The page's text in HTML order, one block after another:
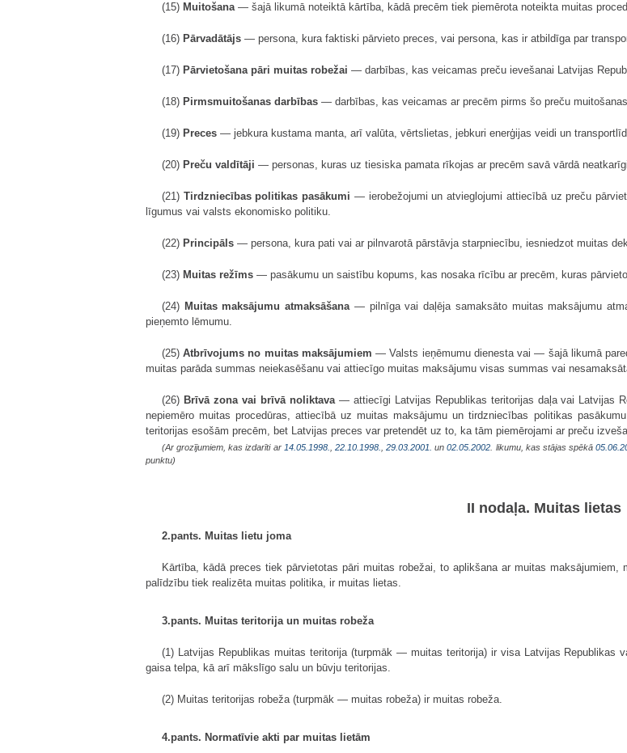
(15) Muitošana— šajā likumā noteiktā kārtība, kādā precēm tiek piemērota noteikta muitas
(16) Pārvadātājs — persona, kura faktiski pārvieto preces, vai persona, kas ir atbildīga par
(17) Pārvietošana pāri muitas robežai — darbības, kas veicamas preču ievešanai Latvijas
(18) Pirmsmuitošanas darbības — darbības, kas veicamas ar precēm pirms šo preču
(19) Preces — jebkura kustama manta, arī valūta, vērtslietas, jebkuri enerģijas veidi un
(20) Preču valdītāji — personas, kuras uz tiesiska pamata rīkojas ar precēm savā vārdā
(21) Tirdzniecības politikas pasākumi — ierobežojumi un atvieglojumi attiecībā uz preču
līgumus vai valsts ekonomisko politiku.
(22) Principāls — persona, kura pati vai ar pilnvarotā pārstāvja starpniecību, iesniedzot muitas
(23) Muitas režīms — pasākumu un saistību kopums, kas nosaka rīcību ar precēm, kuras
(24) Muitas maksājumu atmaksāšana— pilnīga vai daļēja samaksāto muitas maksājumu
pieņemto lēmumu.
(25)Atbrīvojums no muitas maksājumiem — Valsts ieņēmumu dienesta vai — šajā likumā
muitas parāda summas neiekasēšanu vai attiecīgo muitas maksājumu visas summas vai
(26) Brīvā zona vai brīvā noliktava— attiecīgi Latvijas Republikas teritorijas daļa vai Latvijas
nepiemēro muitas procedūras, attiecībā uz muitas maksājumu un tirdzniecības politikas
teritorijas esošām precēm, bet Latvijas preces var pretendēt uz to, ka tām piemērojami ar preču
(Ar grozījumiem, kas izdarīti ar 14.05.1998., 22.10.1998.,29.03.2001. un02.05.2002. likumu, kas stājas spēkā
punktu)
II nodaļa. Muitas lietas
2.pants. Muitas lietu joma
Kārtība, kādā preces tiek pārvietotas pāri muitas robežai, to aplikšana ar muitas
palīdzību tiek realizēta muitas politika, ir muitas lietas.
3.pants. Muitas teritorija un muitas robeža
(1) Latvijas Republikas muitas teritorija (turpmāk — muitas teritorija) ir visa Latvijas Republikas
gaisa telpa, kā arī mākslīgo salu un būvju teritorijas.
(2) Muitas teritorijas robeža (turpmāk — muitas robeža) ir muitas robeža.
4.pants. Normatīvie akti par muitas lietām